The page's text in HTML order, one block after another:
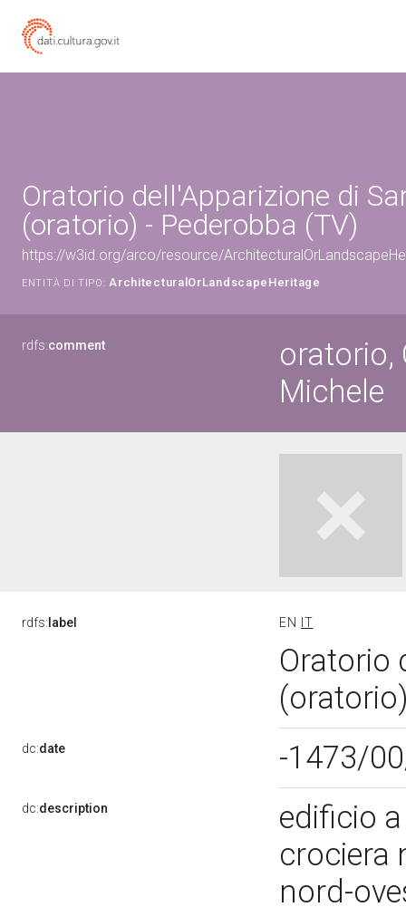
Oratorio dell'Apparizione di
(oratorio) - Pederobba (TV)
https://w3id.org/arco/resource/
ENTITÀ DI TIPO: ArchitecturalOrLandscapeHeritage
rdfs:comment
oratorio,
Michele
rdfs: label EN IT
Oratorio
dc:date -1473/
dc:description
edificio
crociera
nord-